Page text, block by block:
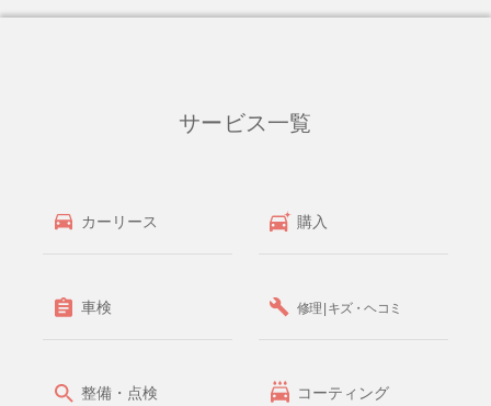
サービス一覧
カーリース 購入
車検 修理 | キズ・ヘコミ
整備・点検 コーティング